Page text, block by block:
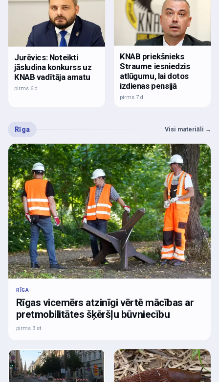
Jurēvics: Noteikti
jāsludina konkurss uz
KNAB vadītāja amatu
pirms 6 d
KNAB priekšnieks
Straume iesniedzis
atlūgumu, lai dotos
izdienas pensijā
pirms 7 d
Rīga Visi materiāli →
RĪGA
Rīgas vicemērs atzinīgi vērtē mācības ar
pretmobilitātes šķēršļu būvniecību
pirms 3 st